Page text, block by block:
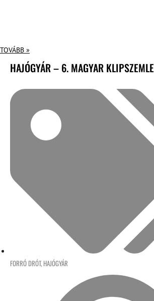
TOVÁBB »
HAJÓGYÁR – 6. MAGYAR KLIPSZEMLE
FORRÓ DRÓT, HAJÓGYÁR